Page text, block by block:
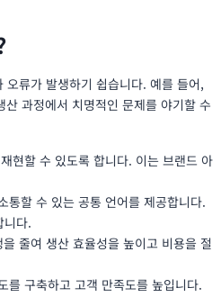
류가 발생하기 쉽습니다. 예를 들어,
과정에서 치명적인 문제를 야기할 수
현할 수 있도록 합니다. 이는 브랜드 아
통할 수 있는 공통 언어를 제공합니다.
다.
줄여 생산 효율성을 높이고 비용을 절
를 구축하고 고객 만족도를 높입니다.